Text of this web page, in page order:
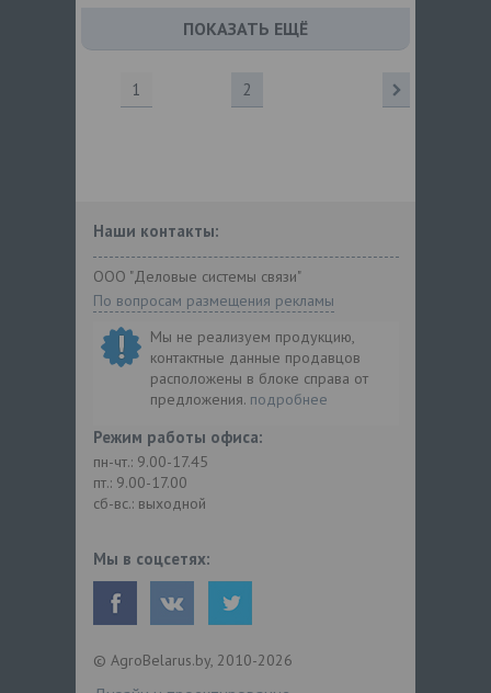
ПОКАЗАТЬ ЕЩЁ
1 2
Наши контакты:
ООО "Деловые системы связи"
По вопросам размещения рекламы
Мы не реализуем продукцию,
контактные данные продавцов
расположены в блоке справа от
предложения. подробнее
Режим работы офиса:
пн-чт.: 9.00-17.45
пт.: 9.00-17.00
сб-вс.: выходной
Мы в соцсетях:
© AgroBelarus.by, 2010-2026